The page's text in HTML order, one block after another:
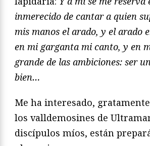
inmerecido de cantar a quien
mis manos el arado, y el arado
en mi garganta mi canto, y en
grande de las ambiciones: ser
bien…
Me ha interesado,
los valldemosines de
discípulos míos, están